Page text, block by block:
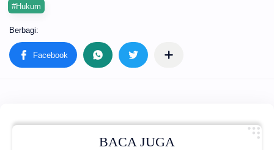
#Hukum
BACA JUGA